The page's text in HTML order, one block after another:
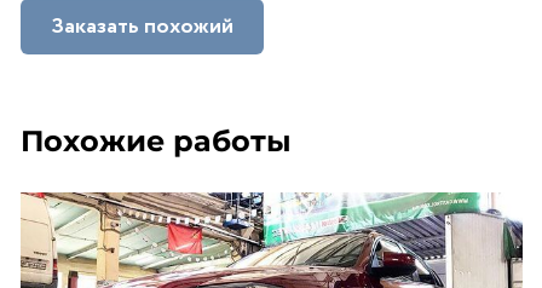
Заказать похожий
Похожие работы